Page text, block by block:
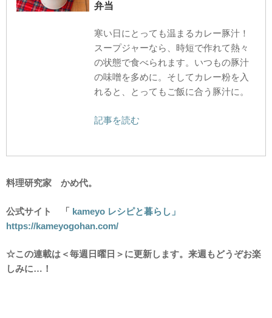
弁当
寒い日にとっても温まるカレー豚汁！
スープジャーなら、時短で作れて熱々
の状態で食べられます。いつもの豚汁
の味噌を多めに。そしてカレー粉を入
れると、とってもご飯に合う豚汁に。
記事を読む
料理研究家 かめ代。
公式サイト 「 kameyo レシピと暮らし」
https://kameyogohan.com/
☆この連載は＜毎週日曜日＞に更新します。来週もどうぞお楽
しみに…！